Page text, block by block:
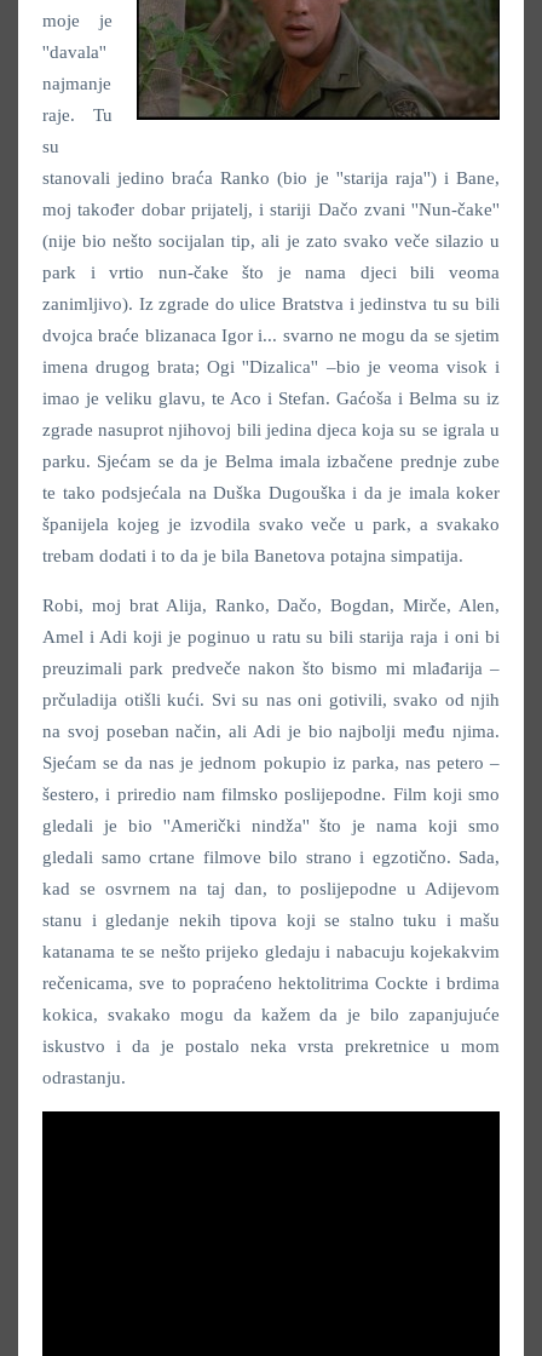
moje je
''davala''
najmanje
raje. Tu
su
stanovali jedino braća Ranko (bio je ''starija raja'') i Bane,
moj također dobar prijatelj, i stariji Dačo zvani ''Nun-čake''
(nije bio nešto socijalan tip, ali je zato svako veče silazio u
park i vrtio nun-čake što je nama djeci bili veoma
zanimljivo). Iz zgrade do ulice Bratstva i jedinstva tu su bili
dvojca braće blizanaca Igor i... svarno ne mogu da se sjetim
imena drugog brata; Ogi ''Dizalica'' –bio je veoma visok i
imao je veliku glavu, te Aco i Stefan. Gaćoša i Belma su iz
zgrade nasuprot njihovoj bili jedina djeca koja su se igrala u
parku. Sjećam se da je Belma imala izbačene prednje zube
te tako podsjećala na Duška Dugouška i da je imala koker
španijela kojeg je izvodila svako veče u park, a svakako
trebam dodati i to da je bila Banetova potajna simpatija.
Robi, moj brat Alija, Ranko, Dačo, Bogdan, Mirče, Alen,
Amel i Adi koji je poginuo u ratu su bili starija raja i oni bi
preuzimali park predveče nakon što bismo mi mlađarija –
prčuladija otišli kući. Svi su nas oni gotivili, svako od njih
na svoj poseban način, ali Adi je bio najbolji među njima.
Sjećam se da nas je jednom pokupio iz parka, nas petero –
šestero, i priredio nam filmsko poslijepodne. Film koji smo
gledali je bio ''Američki nindža'' što je nama koji smo
gledali samo crtane filmove bilo strano i egzotično. Sada,
kad se osvrnem na taj dan, to poslijepodne u Adijevom
stanu i gledanje nekih tipova koji se stalno tuku i mašu
katanama te se nešto prijeko gledaju i nabacuju kojekakvim
rečenicama, sve to popraćeno hektolitrima Cockte i brdima
kokica, svakako mogu da kažem da je bilo zapanjujuće
iskustvo i da je postalo neka vrsta prekretnice u mom
odrastanju.